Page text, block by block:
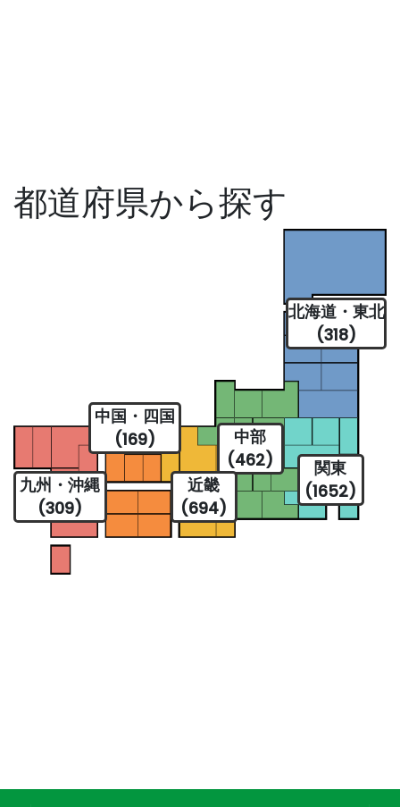
都道府県から探す
北海道・東北
(318)
関東
(1652)
中部
(462)
近畿
(694)
中国・四国
(169)
九州・沖縄
(309)